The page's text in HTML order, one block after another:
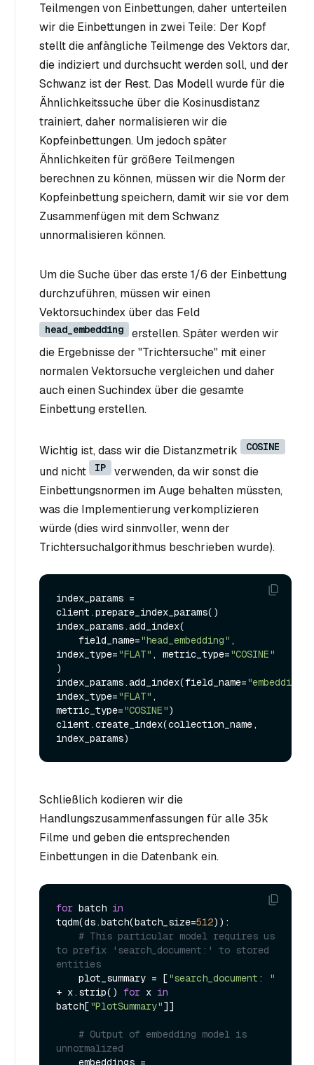
Teilmengen von Einbettungen, daher unterteilen
wir die Einbettungen in zwei Teile: Der Kopf
stellt die anfängliche Teilmenge des Vektors dar,
die indiziert und durchsucht werden soll, und der
Schwanz ist der Rest. Das Modell wurde für die
Ähnlichkeitssuche über die Kosinusdistanz
trainiert, daher normalisieren wir die
Kopfeinbettungen. Um jedoch später
Ähnlichkeiten für größere Teilmengen
berechnen zu können, müssen wir die Norm der
Kopfeinbettung speichern, damit wir sie vor dem
Zusammenfügen mit dem Schwanz
unnormalisieren können.
Um die Suche über das erste 1/6 der Einbettung
durchzuführen, müssen wir einen
Vektorsuchindex über das Feld
head_embedding
erstellen. Später werden wir
die Ergebnisse der "Trichtersuche" mit einer
normalen Vektorsuche vergleichen und daher
auch einen Suchindex über die gesamte
Einbettung erstellen.
Wichtig ist, dass wir die Distanzmetrik COSINE
und nicht IP
verwenden, da wir sonst die
Einbettungsnormen im Auge behalten müssten,
was die Implementierung verkomplizieren
würde (dies wird sinnvoller, wenn der
Trichtersuchalgorithmus beschrieben wurde).
index_params =
client.prepare_index_params()
index_params.add_index(
    field_name=
"head_embedding" ,
index_type="FLAT" , metric_type="COSINE"
)
index_params.add_index(field_name="embedding"
index_type="FLAT" ,
metric_type="COSINE")
client.create_index(collection_name,
Schließlich kodieren wir die
Handlungszusammenfassungen für alle 35k
Filme und geben die entsprechenden
Einbettungen in die Datenbank ein.
for batch in
tqdm(ds.batch(batch_size=512)):
# This particular model requires us
to prefix 'search_document:' to stored
entities
    plot_summary = [
"search_document: "
+ x.strip() for x in
batch["PlotSummary"]]
# Output of embedding model is
unnormalized